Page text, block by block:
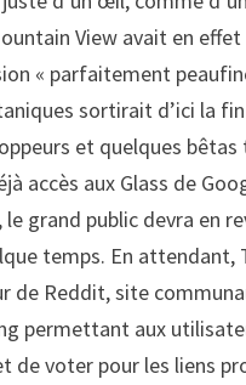
View avait en
« parfaitement
sortirait d’ici la fin
et quelques
accès aux Glass de
le grand public devra en
temps. En attendant,
de Reddit, site
permettant aux
de voter pour les liens